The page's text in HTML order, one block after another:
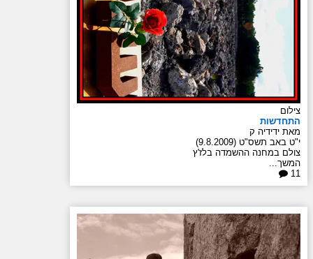
צילום
התחדשות
מאת ידידיה ק
י"ט באב תשס"ט (9.8.2009)
צולם במחנה ההשמדה בלז'ץ
המשך...
11